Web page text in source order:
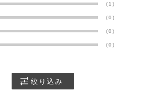
(1)
(0)
(0)
(0)
絞り込み